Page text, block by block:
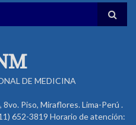
BÚSQUEDA
DE MEDICINA
Piso, Miraflores. Lima-Perú .
652-3819 Horario de atención: